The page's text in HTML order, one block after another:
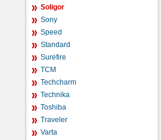
Soligor
Sony
Speed
Standard
Surefire
TCM
Techcharm
Technika
Toshiba
Traveler
Varta